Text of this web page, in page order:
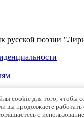
русской поэзии
cookie для того, чтобы
вы продолжаете
с